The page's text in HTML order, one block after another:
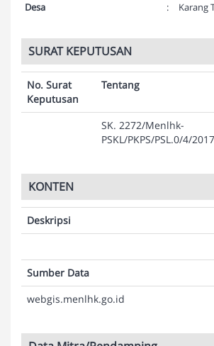
Desa
: Karang
SURAT KEPUTUSAN
No. Surat
Keputusan
Tentang
SK. 2272/Menlhk-
PSKL/PKPS/PSL.0/4/2017
KONTEN
Deskripsi
Sumber Data
webgis.menlhk.go.id